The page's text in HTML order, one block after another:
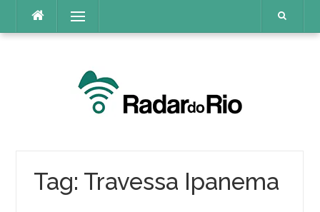
o
Menu
Tag: Travessa Ipanema